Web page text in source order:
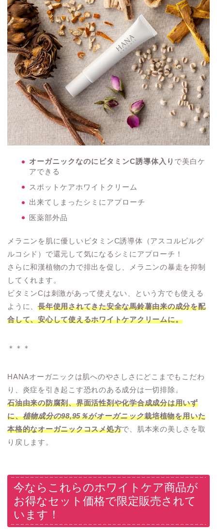
オーガニックなのにビタミンC誘導体入り で美白ケ
アできる
スポットケアホワイトクリーム
出来てしまったシミにアプローチ
医薬部外品
メラニンを肌に優しいビタミンC誘導体（アスコルビルグ
ルコシド）で還元して気になるシミにアプローチ！
さらに和漢植物の力で排出を促し、メラニンの暴走を抑制
してくれます。
ビタミンCは刺激があって使えない、という方でも使える
ように、長年使用されてきた安全な馬鈴薯由来の成分を配
合して、安心して使えるホワイトケアクリームに。
＊＊＊
HANAオーガニックは肌へのやさしさにどこまでもこだわ
り、炎症を引き起こす恐れのある成分は一切排除。
石油由来の防腐剤、界面活性剤や化学合成成分は用いず
に、植物成分の98,95％がオーガニック栽培植物を用いた
本格的なオーガニックコスメ処方で、肌本来の美しさを取
り戻します。
今ならこれらのホワイトケア商品が
お得なセット価格で限定販売されて
います！